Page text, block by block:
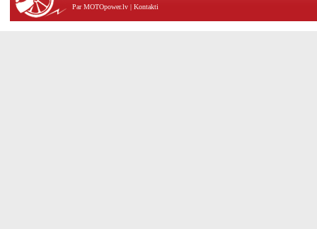
Par MOTOpower.lv | Kontakti